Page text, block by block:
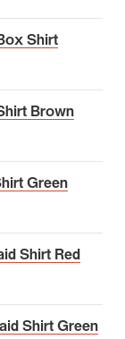
Shirt
Brown
Green
Shirt Red
Shirt Green